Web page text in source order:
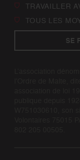
TRAVAILLER
TOUS LES
SE